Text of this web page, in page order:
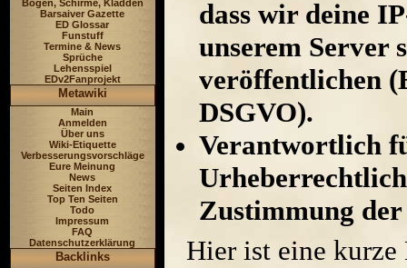
Bögen, Schirme, Kladden
Barsaiver Gazette
ED Glossar
Funstuff
Termine & News
Sprüche
Lehensspiel
EDv2Fanprojekt
Metawiki
Main
Anmelden
Über uns
Wiki-Etiquette
Verbesserungsvorschläge
Eure Meinung
News
Seiten Index
Top Ten Seiten
Todo
Impressum
FAQ
Datenschutzerklärung
Backlinks
dass wir deine
unserem Server
veröffentlichen
DSGVO).
Verantwortlich
Zustimmung
Hier ist eine